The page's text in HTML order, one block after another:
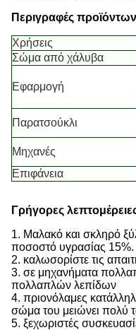
Περιγραφές
Χρήσεις
Σώμα από χάλυβα
Εφαρμογή
Παρατσούκλι
Μηχανές
Επιφάνεια
Γρήγορες
1. Μαλακό και σκληρό
ποσοστό υγρασίας 15%.
2. καλωσορίστε τις
3. σε μηχανήματα
πολλαπλών λεπίδων
4. πριονόλαμες
σώμα του μειώνει πολύ
5. ξεχωριστές